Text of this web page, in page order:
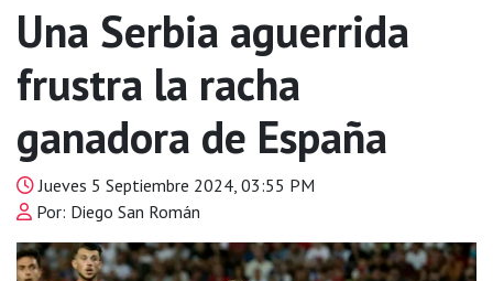
Una Serbia aguerrida
frustra la racha
ganadora de España
Jueves 5 Septiembre 2024, 03:55 PM
Por: Diego San Román